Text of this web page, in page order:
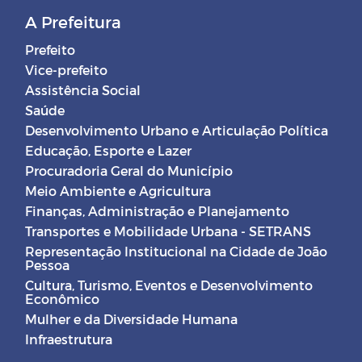
A Prefeitura
Prefeito
Vice-prefeito
Assistência Social
Saúde
Desenvolvimento Urbano e Articulação Política
Educação, Esporte e Lazer
Procuradoria Geral do Município
Meio Ambiente e Agricultura
Finanças, Administração e Planejamento
Transportes e Mobilidade Urbana - SETRANS
Representação Institucional na Cidade de João
Pessoa
Cultura, Turismo, Eventos e Desenvolvimento
Econômico
Mulher e da Diversidade Humana
Infraestrutura